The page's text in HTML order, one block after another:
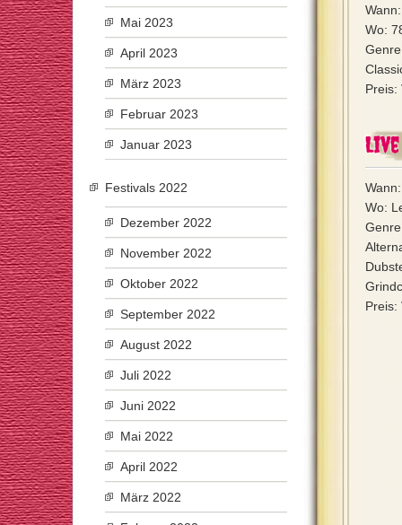
Wo:
Preis:
Wo:
Preis:
Mai 2023
April 2023
März 2023
Februar 2023
Januar 2023
Festivals 2022
Dezember 2022
November 2022
Oktober 2022
September 2022
August 2022
Juli 2022
Juni 2022
Mai 2022
April 2022
März 2022